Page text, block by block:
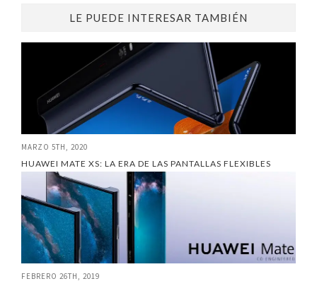
LE PUEDE INTERESAR TAMBIÉN
MARZO 5TH, 2020
HUAWEI MATE XS: LA ERA DE LAS PANTALLAS FLEXIBLES
FEBRERO 26TH, 2019